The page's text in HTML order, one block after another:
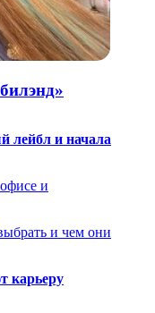
лейбл и начала
и
и чем они
карьеру